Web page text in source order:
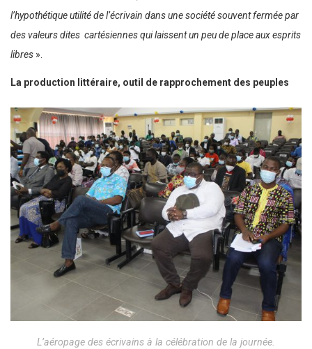
l’hypothétique utilité de l’écrivain dans une société souvent fermée par
des valeurs dites cartésiennes qui laissent un peu de place aux esprits
libres ».
La production littéraire, outil de rapprochement des peuples
L’aéropage des écrivains à la célébration de la journée.